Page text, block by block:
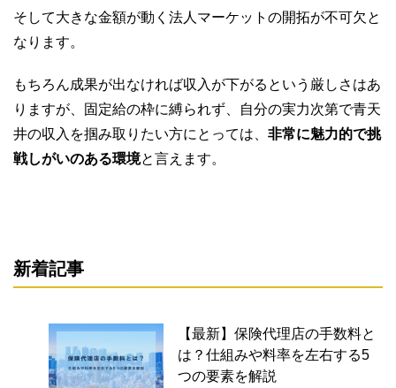
そして大きな金額が動く法人マーケットの開拓が不可欠と
なります。
もちろん成果が出なければ収入が下がるという厳しさはあ
りますが、固定給の枠に縛られず、自分の実力次第で青天
井の収入を掴み取りたい方にとっては、 非常に魅力的で挑
戦しがいのある環境と言えます。
新着記事
【最新】保険代理店の手数料と
は？仕組みや料率を左右する5
つの要素を解説